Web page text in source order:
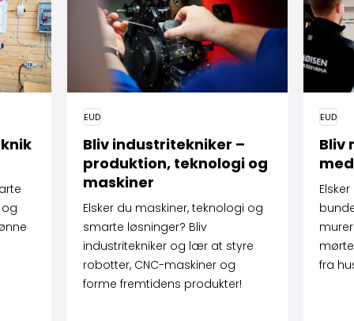
EUD
Bliv industri­tekniker –
produktion, teknologi og
maskiner
Elsker du maskiner, teknologi og
smarte løsninger? Bliv
industritekniker og lær at styre
robotter, CNC-maskiner og
forme fremtidens produkter!
EUD
Bliv
fra